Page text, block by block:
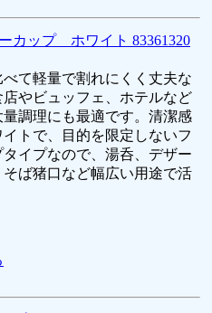
カップ ホワイト 83361320
べて軽量で割れにくく丈夫な
店やビュッフェ、ホテルなど
調理にも最適です。清潔感
トで、目的を限定しないフ
タイプなので、湯呑、デザー
そば猪口など幅広い用途で活